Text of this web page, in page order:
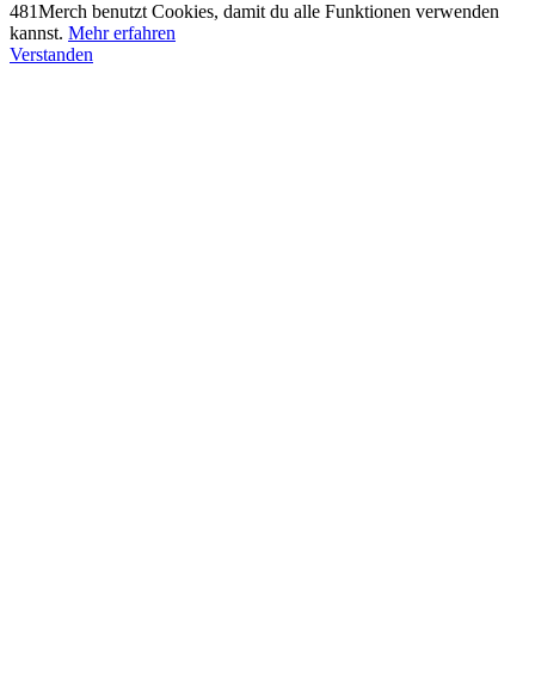
481Merch benutzt Cookies, damit du alle Funktionen verwenden
kannst. Mehr erfahren
Verstanden